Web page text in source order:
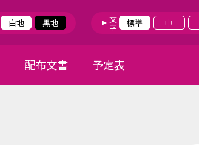
白地 黒地 文字 標準 中
配布文書 予定表